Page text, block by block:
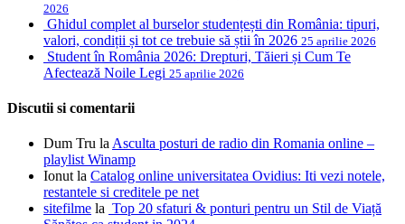
2026
Ghidul complet al burselor studențești din România: tipuri,
valori, condiții și tot ce trebuie să știi în 2026 25 aprilie 2026
Student în România 2026: Drepturi, Tăieri și Cum Te
Afectează Noile Legi 25 aprilie 2026
Discutii si comentarii
Dum Tru la Asculta posturi de radio din Romania online –
playlist Winamp
Ionut la Catalog online universitatea Ovidius: Iti vezi notele,
restantele si creditele pe net
sitefilme la Top 20 sfaturi & ponturi pentru un Stil de Viață